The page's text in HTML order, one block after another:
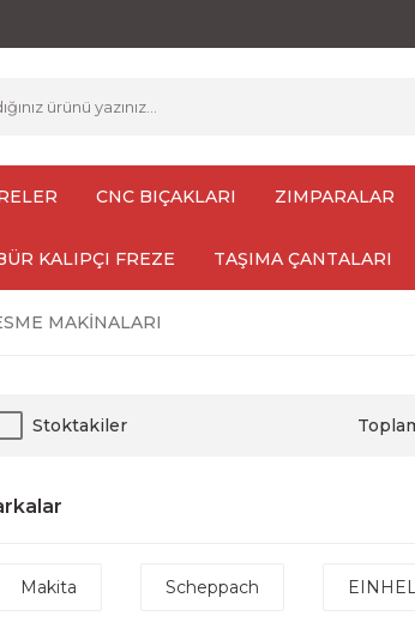
CNC BIÇAKLARI ZIMPARALAR
KALIPÇI FREZE TAŞIMA ÇANTALARI
MAKİNALARI
Stoktakiler
Makita Scheppach